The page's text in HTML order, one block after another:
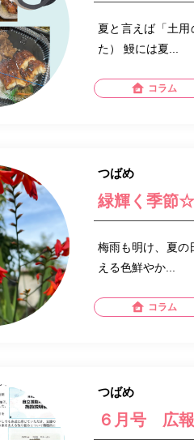
夏と言えば「土
た） 鰻には夏...
コラム
つばめ
緑輝く季節☆
梅雨も明け、夏の
える色鮮やか...
コラム
つばめ
６月号 広